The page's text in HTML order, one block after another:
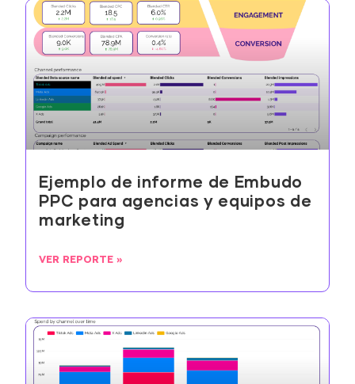
Ejemplo de informe de Embudo
PPC para agencias y equipos de
marketing
VER REPORTE »